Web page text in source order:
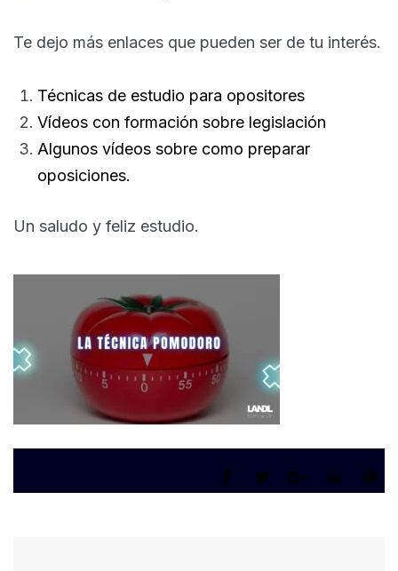
Te dejo más enlaces que pueden ser de tu interés.
Técnicas de estudio para opositores
Vídeos con formación sobre legislación
Algunos vídeos sobre como preparar
oposiciones.
Un saludo y feliz estudio.